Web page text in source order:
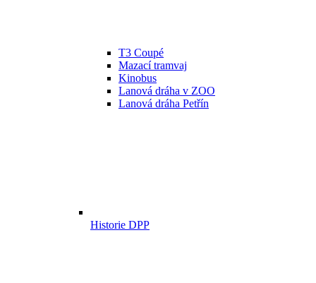
T3 Coupé
Mazací tramvaj
Kinobus
Lanová dráha v ZOO
Lanová dráha Petřín
Historie DPP